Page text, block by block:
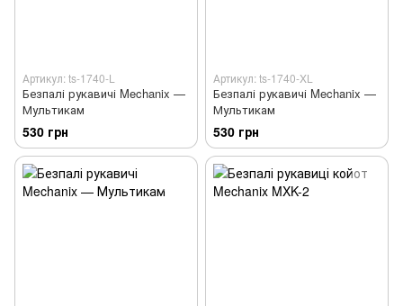
Артикул: ts-1740-L
Безпалі рукавичі Mechanix —
Мультикам
530 грн
Артикул: ts-1740-XL
Безпалі рукавичі Mechanix —
Мультикам
530 грн